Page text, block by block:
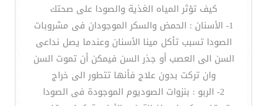
كيف تؤثر المياه الغذية والصودا على صحتك
1- الأسنان : الحمض والسكر الموجودان فى مشروبات
الصودا تسبب تأكل مينا الأسنان وعندما يصل نداعى
السن الى العصب أو جذر السن فيمكن أن تموت السن
وان تركت بدون علاج فأنها تتطور الى خراج
2- الربو : بنزوات الصوديوم الموجودة فى الصودا